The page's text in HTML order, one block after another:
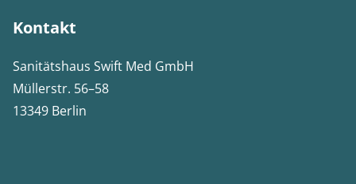
Kontakt
Sanitätshaus Swift Med GmbH
Müllerstr. 56–58
13349 Berlin